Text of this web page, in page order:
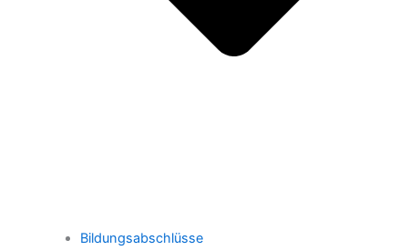
Bildungsabschlüsse